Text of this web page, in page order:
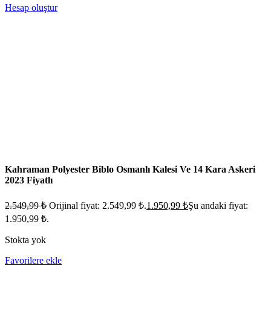
Hesap oluştur
Kahraman Polyester Biblo Osmanlı Kalesi Ve 14 Kara Askeri
2023 Fiyatlı
2.549,99₺ Orijinal fiyat: 2.549,99 ₺.1.950,99 ₺Şu andaki fiyat:
1.950,99 ₺.
Stokta yok
Favorilere ekle